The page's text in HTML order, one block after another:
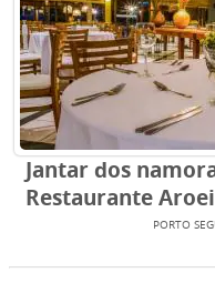
Jantar dos
Restaurante
PORTO